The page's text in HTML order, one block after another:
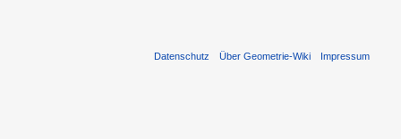
Datenschutz Über Geometrie-Wiki Impressum